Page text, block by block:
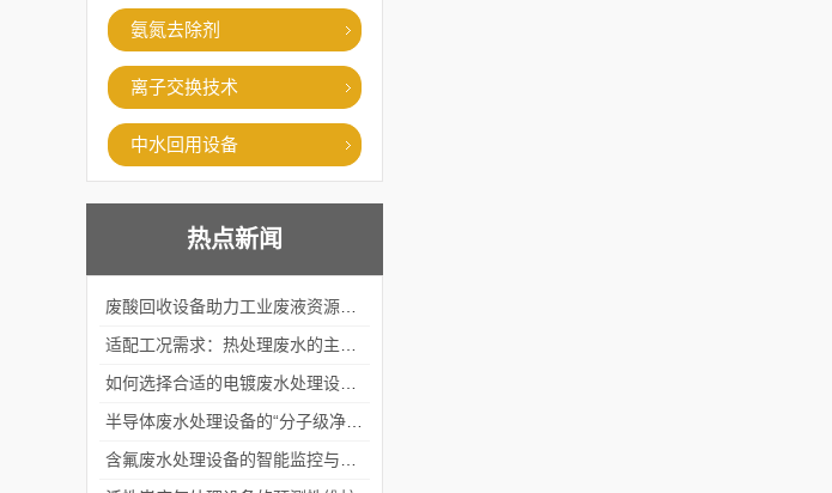
氨氮去除剂
离子交换技术
中水回用设备
热点新闻